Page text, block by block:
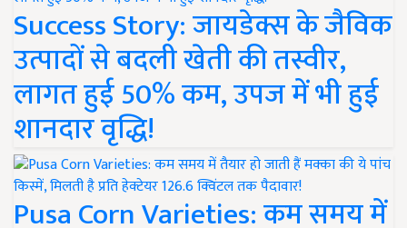
Success Story: जायडेक्स के जैविक
उत्पादों से बदली खेती की तस्वीर,
लागत हुई 50% कम, उपज में भी हुई
शानदार वृद्धि!
Pusa Corn Varieties: कम समय में